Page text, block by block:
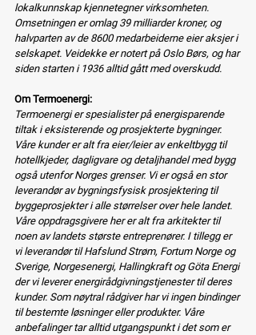
lokalkunnskap kjennetegner virksomheten.
Omsetningen er omlag 39 milliarder kroner, og
halvparten av de 8600 medarbeiderne eier aksjer i
selskapet. Veidekke er notert på Oslo Børs, og har
siden starten i 1936 alltid gått med overskudd.
Om Termoenergi:
Termoenergi er spesialister på energisparende
tiltak i eksisterende og prosjekterte bygninger.
Våre kunder er alt fra eier/leier av enkeltbygg til
hotellkjeder, dagligvare og detaljhandel med bygg
også utenfor Norges grenser. Vi er også en stor
leverandør av bygningsfysisk prosjektering til
byggeprosjekter i alle størrelser over hele landet.
Våre oppdragsgivere her er alt fra arkitekter til
noen av landets største entreprenører. I tillegg er
vi leverandør til Hafslund Strøm, Fortum Norge og
Sverige, Norgesenergi, Hallingkraft og Göta Energi
der vi leverer energirådgivningstjenester til deres
kunder. Som nøytral rådgiver har vi ingen bindinger
til bestemte løsninger eller produkter. Våre
anbefalinger tar alltid utgangspunkt i det som er